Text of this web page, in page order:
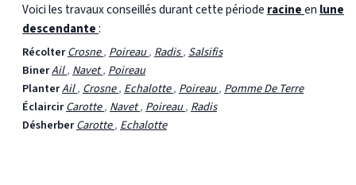
Voici les travaux conseillés durant cette période racineen lune
descendante:
RécolterCrosne,Poireau,Radis,Salsifis
BinerAil,Navet,Poireau
PlanterAil,Crosne,Echalotte,Poireau,Pomme De Terre
ÉclaircirCarotte,Navet,Poireau,Radis
DésherberCarotte,Echalotte